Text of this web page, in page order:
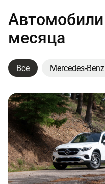
Автомобили
месяца
Все Mercedes-Benz